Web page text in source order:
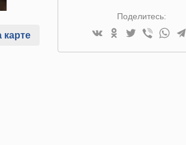
карте
Поделитесь: